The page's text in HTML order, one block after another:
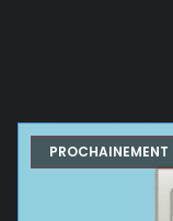
PROCHAINEMENT